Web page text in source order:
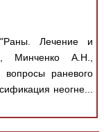
"Раны. Лечение и
Минченко А.Н.,
раневого
неогне...